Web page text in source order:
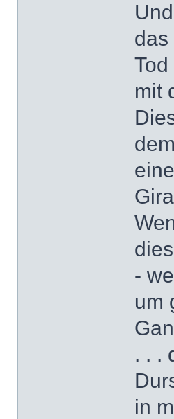
das
mit
-
um
. . .
in